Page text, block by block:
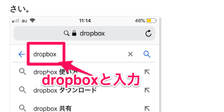
さい。